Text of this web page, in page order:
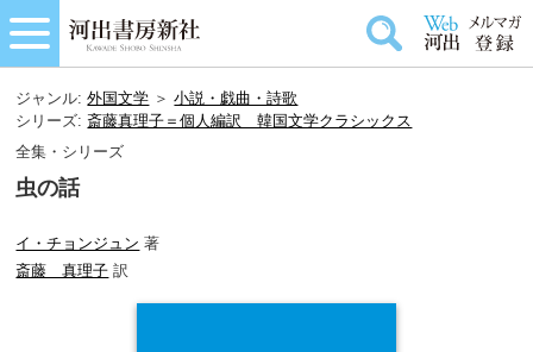
ジャンル:外国文学 ＞小説・戯曲・詩歌
シリーズ:斎藤真理子＝個人編訳 韓国文学クラシックス
全集・シリーズ
虫の話
イ・チョンジュン 著
斎藤 真理子 訳